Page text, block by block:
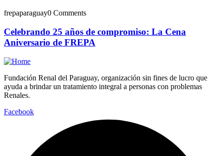
frepaparaguay0 Comments
Celebrando 25 años de compromiso: La Cena
Aniversario de FREPA
Fundación Renal del Paraguay, organización sin fines de lucro que
ayuda a brindar un tratamiento integral a personas con problemas
Renales.
Facebook